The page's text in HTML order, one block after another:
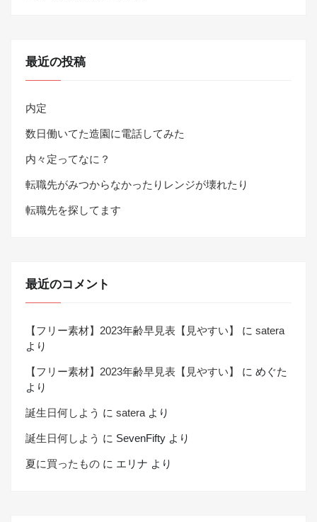
最近の投稿
内定
数日働いてた造園に電話してみた
内々定ってなに？
転職先がみつからなかったりレンジが壊れたり
転職先を探してます
最近のコメント
【フリー素材】2023年齢早見表【見やすい】 に satera
より
【フリー素材】2023年齢早見表【見やすい】 に めぐた
より
誕生日何しよう に satera より
誕生日何しよう に SevenFifty より
夏に買ったもの に エリナ より